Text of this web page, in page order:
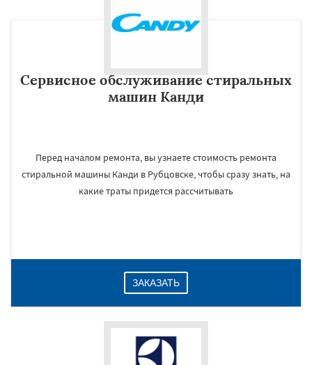
Сервисное обслуживание стиральных
машин Канди
Перед началом ремонта, вы узнаете стоимость ремонта
стиральной машины Канди в Рубцовске, чтобы сразу знать, на
какие траты придется рассчитывать
ЗАКАЗАТЬ